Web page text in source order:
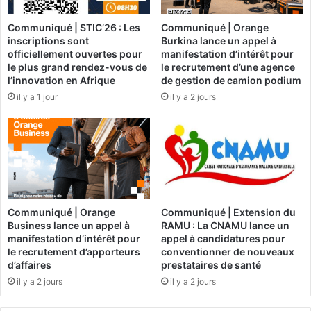
t
r
o
u
v
e
l
m
o
r
p
a
r
n
o
y
a
e
r
e
d
e
s
A
f
f
i
r
s
t
r
a
n
g
r
Communiqué | STIC’26 : Les
inscriptions sont
officiellement ouvertes pour
le plus grand rendez-vous de
l’innovation en Afrique
il y a 1 jour
Communiqué | Orange
Burkina lance un appel à
manifestation d’intérêt pour
le recrutement d’une agence
de gestion de camion podium
il y a 2 jours
Communiqué | Orange
Business lance un appel à
manifestation d’intérêt pour
le recrutement d’apporteurs
d’affaires
il y a 2 jours
Communiqué | Extension du
RAMU : La CNAMU lance un
appel à candidatures pour
conventionner de nouveaux
prestataires de santé
il y a 2 jours